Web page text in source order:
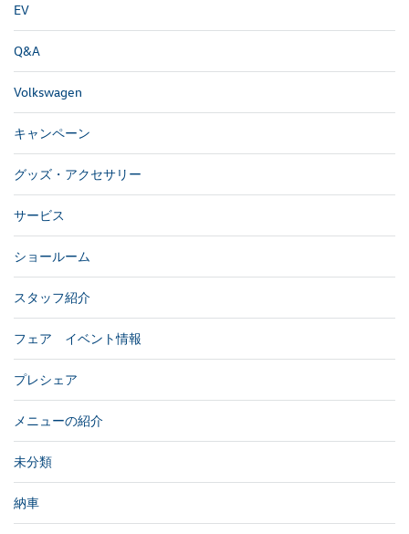
EV
Q&A
Volkswagen
キャンペーン
グッズ・アクセサリー
サービス
ショールーム
スタッフ紹介
フェア イベント情報
プレシェア
メニューの紹介
未分類
納車